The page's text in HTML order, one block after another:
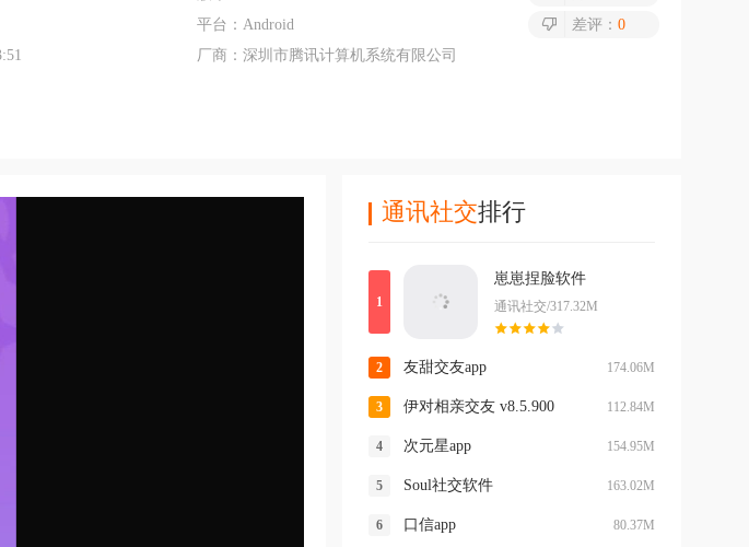
平台： Android
厂商： 深圳市腾讯计算机系统有限公司
差评： 0
通讯社交排行
崽崽捏脸软件
通讯社交/317.32M
友甜交友app 174.06M
伊对相亲交友 v8.5.900 112.84M
次元星app 154.95M
Soul社交软件 163.02M
口信app 80.37M